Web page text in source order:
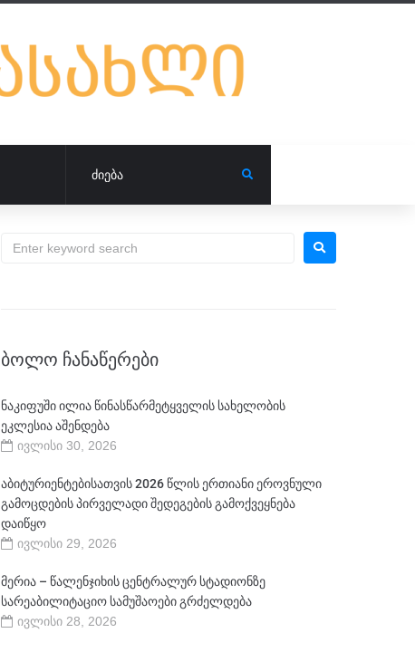
ᲑᲝᲚᲝ ᲩᲐᲜᲐᲬᲔᲠᲔᲑᲘ
ნაკიფუში ილია წინასწარმეტყველის სახელობის
ეკლესია აშენდება
ივლისი 30, 2026
აბიტურიენტებისათვის 2026 წლის ერთიანი ეროვნული
გამოცდების პირველადი შედეგების გამოქვეყნება
დაიწყო
ივლისი 29, 2026
მერია – წალენჯიხის ცენტრალურ სტადიონზე
სარეაბილიტაციო სამუშაოები გრძელდება
ივლისი 28, 2026